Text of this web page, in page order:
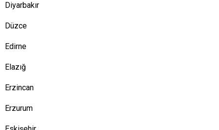
Diyarbakır
Düzce
Edirne
Elazığ
Erzincan
Erzurum